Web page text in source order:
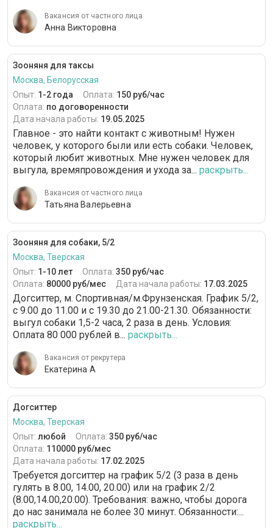
Вакансия от частного лица
Анна Викторовна
Зооняня для таксы
Москва, Белорусская
Опыт: 1-2 года Оплата: 150 руб/час
Оплата: по договоренности
Дата начала работы: 19.05.2025
Главное - это найти контакт с животным! Нужен
человек, у которого были или есть собаки. Человек,
который любит животных. Мне нужен человек для
выгула, времяпровождения и ухода за... раскрыть...
Вакансия от частного лица
Татьяна Валерьевна
Зооняня для собаки, 5/2
Москва, Тверская
Опыт: 1-10 лет Оплата: 350 руб/час
Оплата: 80000 руб/мес Дата начала работы: 17.03.2025
Догситтер, м. Спортивная/м.Фрунзенская. График 5/2,
с 9.00 до 11.00 и с 19.30 до 21.00-21.30. Обязанности:
выгул собаки 1,5-2 часа, 2 раза в день. Условия:
Оплата 80 000 рублей в... раскрыть...
Вакансия от рекрутера
Екатерина А
Догситтер
Москва, Тверская
Опыт: любой Оплата: 350 руб/час
Оплата: 110000 руб/мес
Дата начала работы: 17.02.2025
Требуется догситтер на график 5/2 (3 раза в день
гулять в 8.00, 14.00, 20.00) или на график 2/2
(8.00,14.00,20.00). Требования: важно, чтобы дорога
до нас занимала не более 30 минут. Обязанности:...
раскрыть...